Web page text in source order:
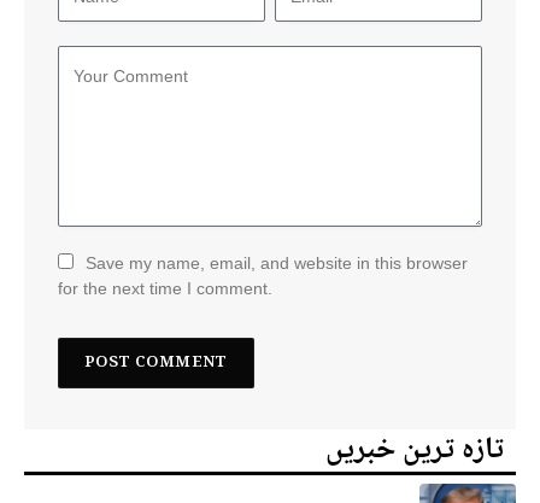
Save my name, email, and website in this browser
for the next time I comment.
تازہ ترین خبریں